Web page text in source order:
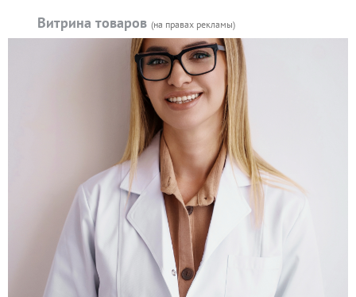
Витрина товаров (на правах рекламы)